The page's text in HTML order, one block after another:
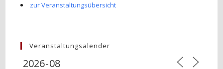
zur Veranstaltungsübersicht
Veranstaltungsalender